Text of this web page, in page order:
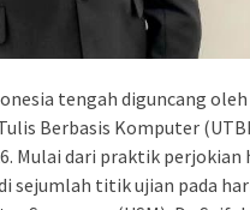
tengah diguncang
Berbasis Komputer
Mulai dari praktik
sejumlah titik ujian pada